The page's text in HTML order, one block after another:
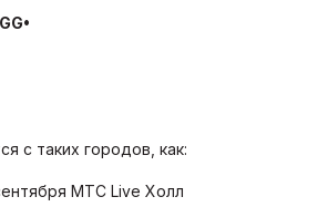
с таких городов, как:
МТС Live Холл